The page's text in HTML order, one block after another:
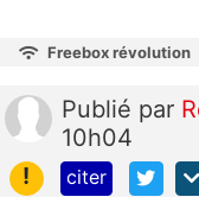
Freebox révolution
Publié par
10h04
!
citer